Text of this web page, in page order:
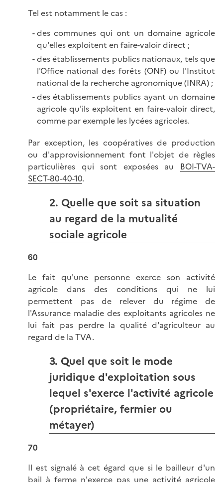
Tel est notamment le cas :
des communes qui ont un domaine agricole
qu'elles exploitent en faire-valoir direct ;
des établissements publics nationaux, tels que
l'Office national des forêts (ONF) ou l'Institut
national de la recherche agronomique (INRA) ;
des établissements publics ayant un domaine
agricole qu'ils exploitent en faire-valoir direct,
comme par exemple les lycées agricoles.
Par exception, les coopératives de production
ou d'approvisionnement font l'objet de règles
particulières qui sont exposées au BOI-TVA-
SECT-80-40-10.
2. Quelle que soit sa situation
au regard de la mutualité
sociale agricole
60
Le fait qu'une personne exerce son activité
agricole dans des conditions qui ne lui
permettent pas de relever du régime de
l'Assurance maladie des exploitants agricoles ne
lui fait pas perdre la qualité d'agriculteur au
regard de la TVA.
3. Quel que soit le mode
juridique d'exploitation sous
lequel s'exerce l'activité agricole
(propriétaire, fermier ou
métayer)
70
Il est signalé à cet égard que si le bailleur d'un
bail à ferme n'exerce pas une activité agricole